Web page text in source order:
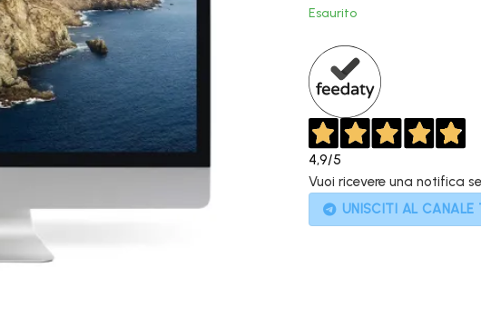
Esaurito
4,9/5
Vuoi ricevere una notifica
UNISCITI AL CANALE